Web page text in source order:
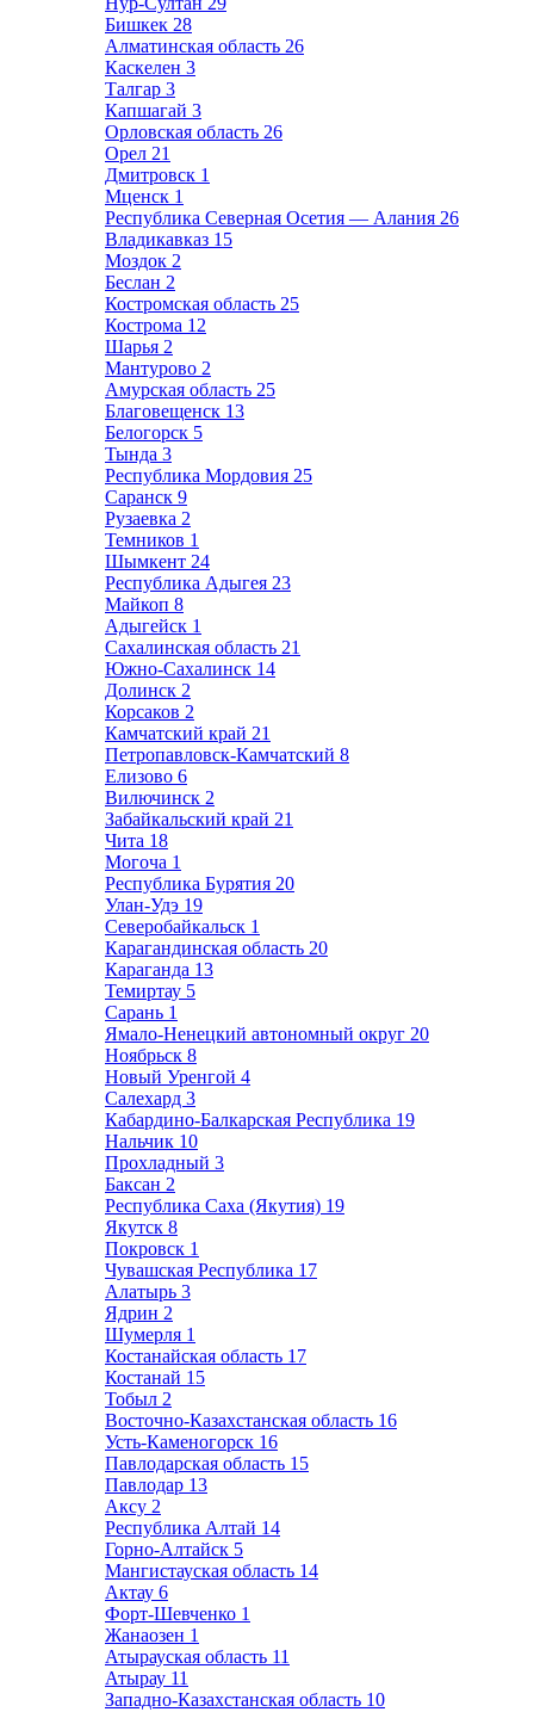
Бишкек 28
Алматинская область 26
Каскелен 3
Талгар 3
Капшагай 3
Орловская область 26
Орел 21
Дмитровск 1
Мценск 1
Республика Северная Осетия — Алания 26
Владикавказ 15
Моздок 2
Беслан 2
Костромская область 25
Кострома 12
Шарья 2
Мантурово 2
Амурская область 25
Благовещенск 13
Белогорск 5
Тында 3
Республика Мордовия 25
Саранск 9
Рузаевка 2
Темников 1
Шымкент 24
Республика Адыгея 23
Майкоп 8
Адыгейск 1
Сахалинская область 21
Южно-Сахалинск 14
Долинск 2
Корсаков 2
Камчатский край 21
Петропавловск-Камчатский 8
Елизово 6
Вилючинск 2
Забайкальский край 21
Чита 18
Могоча 1
Республика Бурятия 20
Улан-Удэ 19
Северобайкальск 1
Карагандинская область 20
Караганда 13
Темиртау 5
Сарань 1
Ямало-Ненецкий автономный округ 20
Ноябрьск 8
Новый Уренгой 4
Салехард 3
Кабардино-Балкарская Республика 19
Нальчик 10
Прохладный 3
Баксан 2
Республика Саха (Якутия) 19
Якутск 8
Покровск 1
Чувашская Республика 17
Алатырь 3
Ядрин 2
Шумерля 1
Костанайская область 17
Костанай 15
Тобыл 2
Восточно-Казахстанская область 16
Усть-Каменогорск 16
Павлодарская область 15
Павлодар 13
Аксу 2
Республика Алтай 14
Горно-Алтайск 5
Мангистауская область 14
Актау 6
Форт-Шевченко 1
Жанаозен 1
Атырауская область 11
Атырау 11
Западно-Казахстанская область 10